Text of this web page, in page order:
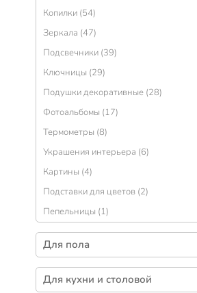
Копилки (54)
Зеркала (47)
Подсвечники (39)
Ключницы (29)
Подушки декоративные (28)
Фотоальбомы (17)
Термометры (8)
Украшения интерьера (6)
Картины (4)
Подставки для цветов (2)
Пепельницы (1)
Для пола
Коврики для ванной и душевой (190)
Коврики грязезащитные (103)
Для кухни и столовой